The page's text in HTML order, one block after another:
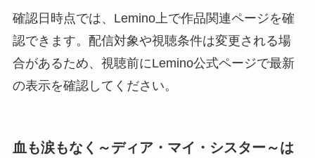
確認日時点では、Lemino上で作品関連ページを確
認できます。配信対象や視聴条件は変更される場
合があるため、視聴前にLemino公式ページで最新
の表示を確認してください。
血も涙もなく～ディア・マイ・シスター～は